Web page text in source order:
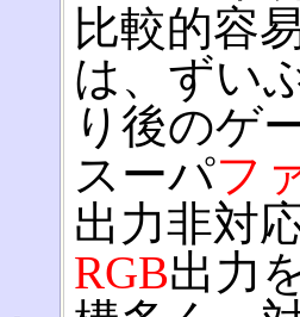
比較的容
は、ずい
り後のゲ
スーパフ
出力非対
RGB出力